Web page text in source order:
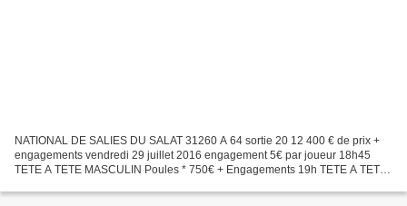
NATIONAL DE SALIES DU SALAT 31260 A 64 sortie 20 12 400 € de prix +
engagements vendredi 29 juillet 2016 engagement 5€ par joueur 18h45
TETE A TETE MASCULIN Poules * 750€ + Engagements 19h TETE A TETE